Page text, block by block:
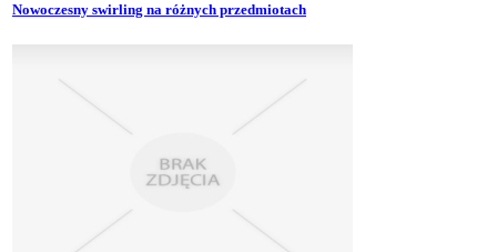
Nowoczesny swirling na różnych przedmiotach